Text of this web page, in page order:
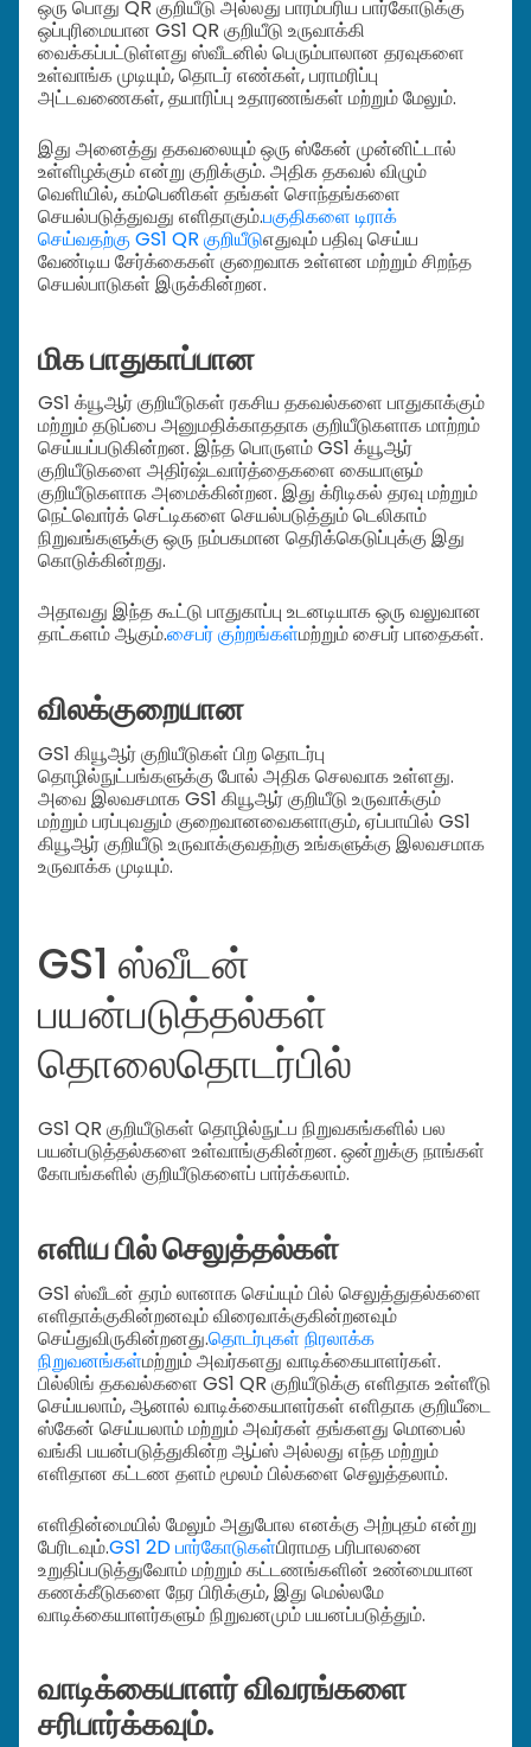
ஒரு பொது QR குறியீடு அல்லது பாரம்பரிய பார்கோடுக்கு
ஒப்புரிமையான GS1 QR குறியீடு உருவாக்கி
வைக்கப்பட்டுள்ளது ஸ்வீடனில் பெரும்பாலான தரவுகளை
உள்வாங்க முடியும், தொடர் எண்கள், பராமரிப்பு
அட்டவணைகள், தயாரிப்பு உதாரணங்கள் மற்றும் மேலும்.
இது அனைத்து தகவலையும் ஒரு ஸ்கேன் முன்னிட்டால்
உள்ளிழக்கும் என்று குறிக்கும். அதிக தகவல் விழும்
வெளியில், கம்பெனிகள் தங்கள் சொந்தங்களை
செயல்படுத்துவது எளிதாகும்.பகுதிகளை டிராக்
செய்வதற்கு GS1 QR குறியீடுஎதுவும் பதிவு செய்ய
வேண்டிய சேர்க்கைகள் குறைவாக உள்ளன மற்றும் சிறந்த
செயல்பாடுகள் இருக்கின்றன.
மிக பாதுகாப்பான
GS1 க்யூஆர் குறியீடுகள் ரகசிய தகவல்களை பாதுகாக்கும்
மற்றும் தடுப்பை அனுமதிக்காததாக குறியீடுகளாக மாற்றம்
செய்யப்படுகின்றன. இந்த பொருளம் GS1 க்யூஆர்
குறியீடுகளை அதிர்ஷ்டவார்த்தைகளை கையாளும்
குறியீடுகளாக அமைக்கின்றன. இது க்ரிடிகல் தரவு மற்றும்
நெட்வொர்க் செட்டிகளை செயல்படுத்தும் டெலிகாம்
நிறுவங்களுக்கு ஒரு நம்பகமான தெரிக்கெடுப்புக்கு இது
கொடுக்கின்றது.
அதாவது இந்த கூட்டு பாதுகாப்பு உடனடியாக ஒரு வலுவான
தாட்களம் ஆகும்.சைபர் குற்றங்கள்மற்றும் சைபர் பாதைகள்.
விலக்குறையான
GS1 கியூஆர் குறியீடுகள் பிற தொடர்பு
தொழில்நுட்பங்களுக்கு போல் அதிக செலவாக உள்ளது.
அவை இலவசமாக GS1 கியூஆர் குறியீடு உருவாக்கும்
மற்றும் பரப்புவதும் குறைவானவைகளாகும், ஏப்பாயில் GS1
கியூஆர் குறியீடு உருவாக்குவதற்கு உங்களுக்கு இலவசமாக
உருவாக்க முடியும்.
GS1 ஸ்வீடன்
பயன்படுத்தல்கள்
தொலைதொடர்பில்
GS1 QR குறியீடுகள் தொழில்நுட்ப நிறுவகங்களில் பல
பயன்படுத்தல்களை உள்வாங்குகின்றன. ஒன்றுக்கு நாங்கள்
கோபங்களில் குறியீடுகளைப் பார்க்கலாம்.
எளிய பில் செலுத்தல்கள்
GS1 ஸ்வீடன் தரம் லானாக செய்யும் பில் செலுத்துதல்களை
எளிதாக்குகின்றனவும் விரைவாக்குகின்றனவும்
செய்துவிருகின்றனது.தொடர்புகள் நிரலாக்க
நிறுவனங்கள்மற்றும் அவர்களது வாடிக்கையாளர்கள்.
பில்லிங் தகவல்களை GS1 QR குறியீடுக்கு எளிதாக உள்ளீடு
செய்யலாம், ஆனால் வாடிக்கையாளர்கள் எளிதாக குறியீடை
ஸ்கேன் செய்யலாம் மற்றும் அவர்கள் தங்களது மொபைல்
வங்கி பயன்படுத்துகின்ற ஆப்ஸ் அல்லது எந்த மற்றும்
எளிதான கட்டண தளம் மூலம் பில்களை செலுத்தலாம்.
எளிதின்மையில் மேலும் அதுபோல எனக்கு அற்புதம் என்று
பேரிடவும்.GS1 2D பார்கோடுகள்பிராமத பரிபாலனை
உறுதிப்படுத்துவோம் மற்றும் கட்டணங்களின் உண்மையான
கணக்கீடுகளை நேர பிரிக்கும், இது மெல்லமே
வாடிக்கையாளர்களும் நிறுவனமும் பயனப்படுத்தும்.
வாடிக்கையாளர் விவரங்களை
சரிபார்க்கவும்.